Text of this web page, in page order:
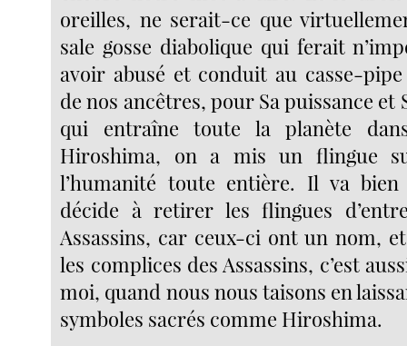
oreilles, ne serait-ce que
sale gosse diabolique qui ferait
avoir abusé et conduit au casse-
de nos ancêtres, pour Sa puissance et
qui entraîne toute la planète
Hiroshima, on a mis un flingue
l’humanité toute entière. Il va bien
décide à retirer les flingues
Assassins, car ceux-ci ont un nom,
les complices des Assassins, c’est
moi, quand nous nous taisons en
symboles sacrés comme Hiroshima.